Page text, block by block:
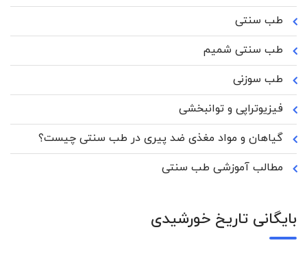
طب سنتی
طب سنتی شمیم
طب سوزنی
فیزیوتراپی و توانبخشی
گیاهان و مواد مغذی ضد پیری در طب سنتی چیست؟
مطالب آموزشی طب سنتی
بایگانی تاریخ خورشیدی